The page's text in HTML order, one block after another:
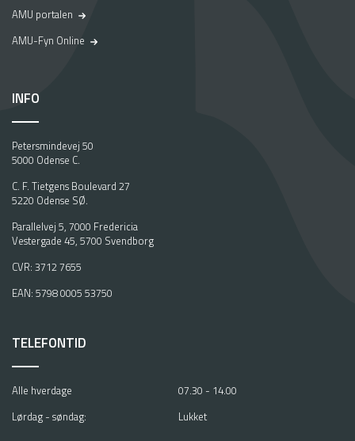
AMU portalen
AMU-Fyn Online
INFO
Petersmindevej 50
5000 Odense C.
C. F. Tietgens Boulevard 27
5220 Odense SØ.
Parallelvej 5, 7000 Fredericia
Vestergade 45, 5700 Svendborg
CVR: 3712 7655
EAN: 5798 0005 53750
TELEFONTID
Alle hverdage
07.30 - 14.00
Lørdag - søndag:
Lukket